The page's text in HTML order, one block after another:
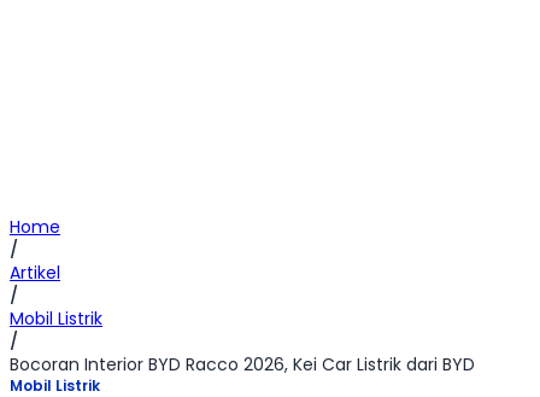
Home
/
Artikel
/
Mobil Listrik
/
Bocoran Interior BYD Racco 2026, Kei Car Listrik dari BYD
Mobil Listrik